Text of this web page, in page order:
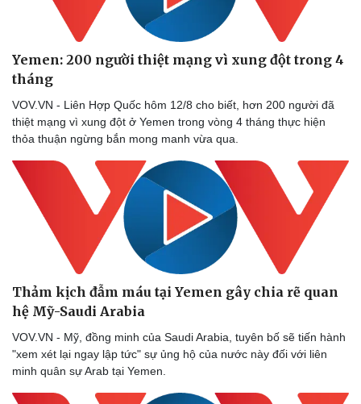
Yemen: 200 người thiệt mạng vì xung đột trong 4
tháng
VOV.VN - Liên Hợp Quốc hôm 12/8 cho biết, hơn 200 người đã
thiệt mạng vì xung đột ở Yemen trong vòng 4 tháng thực hiện
thỏa thuận ngừng bắn mong manh vừa qua.
Thảm kịch đẫm máu tại Yemen gây chia rẽ quan
hệ Mỹ-Saudi Arabia
VOV.VN - Mỹ, đồng minh của Saudi Arabia, tuyên bố sẽ tiến hành
"xem xét lại ngay lập tức" sự ủng hộ của nước này đối với liên
minh quân sự Arab tại Yemen.